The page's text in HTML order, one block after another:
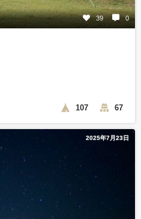
39 0
107 67
2025年7月23日